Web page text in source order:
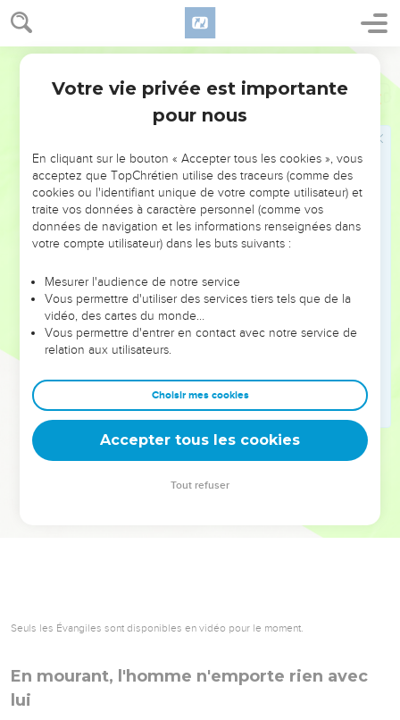
NE MANQUEZ PAS L’ÉVÉNEMENT
DE L’ANNÉE !
ET SI LEURS ERREURS POUVAIENT VOUS ÉVITER LES
VOTRES ?
leur foi ou leur vision. Mais on voit moins les doutes, les erreurs
et les saisons difficiles qu'ils ont traversés, alors même que ce
sont elles qui les ont façonnés.
Dans cette conférence, leaders, entrepreneurs, et responsables
clés pour avancer avec plus de sagesse afin que leurs erreurs
deviennent vos tremplins. Que vous guidiez un ministère, une
équipe, un groupe ou une famille, leur expérience est faite
Psaumes 48
Seuls les Évangiles sont disponibles en vidéo pour le moment.
En mourant, l'homme n'emporte rien avec
lui
Votre vie privée est importante
pour nous
En cliquant sur le bouton « Accepter tous les cookies », vous
acceptez que TopChrétien utilise des traceurs (comme des
cookies ou l'identifiant unique de votre compte utilisateur) et
traite vos données à caractère personnel (comme vos
données de navigation et les informations renseignées dans
votre compte utilisateur) dans les buts suivants :
Mesurer l'audience de notre service
Vous permettre d'utiliser des services tiers tels que de la
vidéo, des cartes du monde…
Vous permettre d'entrer en contact avec notre service de
relation aux utilisateurs.
Choisir mes cookies
Accepter tous les cookies
Tout refuser